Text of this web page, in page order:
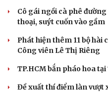
Cô gái ngồi cà phê
thoại, suýt cuốn vào gầm
Phát hiện thêm 11 bộ hài
Công viên Lê Thị Riêng
TP.HCM bắn pháo hoa
Đề xuất thí điểm làn vượt